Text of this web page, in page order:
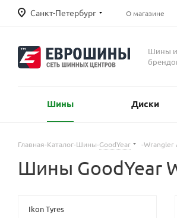
Санкт-Петербург О магазине
Шины
Шины Диски
Главная-Каталог-Шины-GoodYear -Wrangler
Шины GoodYear
Ikon Tyres